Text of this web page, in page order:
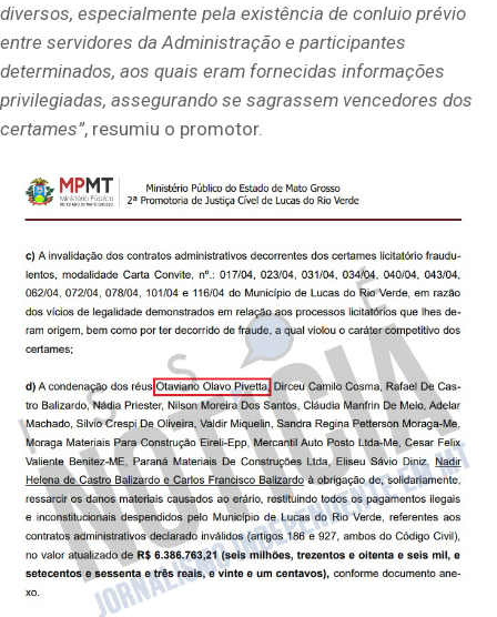
diversos, especialmente pela existência de conluio prévio
entre servidores da Administração e participantes
determinados, aos quais eram fornecidas informações
privilegiadas, assegurando se sagrassem vencedores dos
certames”, resumiu o promotor.